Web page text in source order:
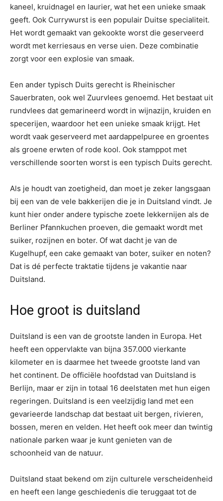
kaneel, kruidnagel en laurier, wat het een unieke smaak
geeft. Ook Currywurst is een populair Duitse specialiteit.
Het wordt gemaakt van gekookte worst die geserveerd
wordt met kerriesaus en verse uien. Deze combinatie
zorgt voor een explosie van smaak.
Een ander typisch Duits gerecht is Rheinischer
Sauerbraten, ook wel Zuurvlees genoemd. Het bestaat uit
rundvlees dat gemarineerd wordt in wijnazijn, kruiden en
specerijen, waardoor het een unieke smaak krijgt. Het
wordt vaak geserveerd met aardappelpuree en groentes
als groene erwten of rode kool. Ook stamppot met
verschillende soorten worst is een typisch Duits gerecht.
Als je houdt van zoetigheid, dan moet je zeker langsgaan
bij een van de vele bakkerijen die je in Duitsland vindt. Je
kunt hier onder andere typische zoete lekkernijen als de
Berliner Pfannkuchen proeven, die gemaakt wordt met
suiker, rozijnen en boter. Of wat dacht je van de
Kugelhupf, een cake gemaakt van boter, suiker en noten?
Dat is dé perfecte traktatie tijdens je vakantie naar
Duitsland.
Hoe groot is duitsland
Duitsland is een van de grootste landen in Europa. Het
heeft een oppervlakte van bijna 357.000 vierkante
kilometer en is daarmee het tweede grootste land van
het continent. De officiële hoofdstad van Duitsland is
Berlijn, maar er zijn in totaal 16 deelstaten met hun eigen
regeringen. Duitsland is een veelzijdig land met een
gevarieerde landschap dat bestaat uit bergen, rivieren,
bossen, meren en velden. Het heeft ook meer dan twintig
nationale parken waar je kunt genieten van de
schoonheid van de natuur.
Duitsland staat bekend om zijn culturele verscheidenheid
en heeft een lange geschiedenis die teruggaat tot de